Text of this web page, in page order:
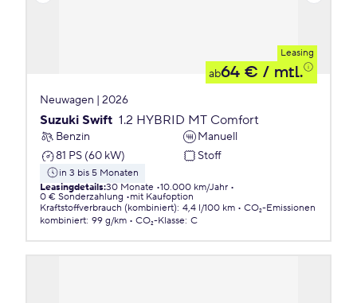
Leasing
ab64 € / mtl.
Neuwagen | 2026
Suzuki Swift 1.2 HYBRID MT Comfort
Benzin
Manuell
81 PS (60 kW)
Stoff
in 3 bis 5 Monaten
Leasingdetails:30 Monate 10.000 km/Jahr
0 € Sonderzahlung
mit Kaufoption
Kraftstoffverbrauch (kombiniert): 4,4 l/100 km
CO₂-Emissionen
kombiniert: 99 g/km CO₂-Klasse: C